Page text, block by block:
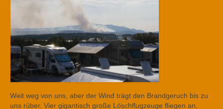
Weit weg von uns, aber der Wind trägt den Brandgeruch bis zu
uns rüber. Vier gigantisch große Löschflugzeuge fliegen an,